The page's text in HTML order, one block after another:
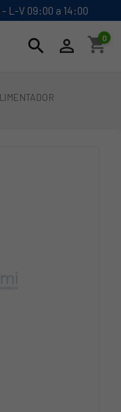
L-V 09:00 a 14:00
search  shopping_cart
0